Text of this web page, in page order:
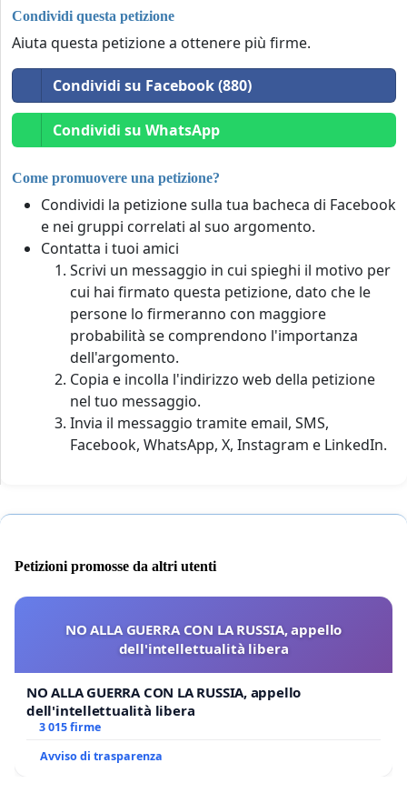
Condividi questa petizione
Aiuta questa petizione a ottenere più firme.
Condividi su Facebook (880)
Condividi su WhatsApp
Come promuovere una petizione?
Condividi la petizione sulla tua bacheca di Facebook
e nei gruppi correlati al suo argomento.
Contatta i tuoi amici
Scrivi un messaggio in cui spieghi il motivo per
cui hai firmato questa petizione, dato che le
persone lo firmeranno con maggiore
probabilità se comprendono l'importanza
dell'argomento.
Copia e incolla l'indirizzo web della petizione
nel tuo messaggio.
Invia il messaggio tramite email, SMS,
Facebook, WhatsApp, X, Instagram e LinkedIn.
Petizioni promosse da altri utenti
NO ALLA GUERRA CON LA RUSSIA, appello
dell'intellettualità libera
NO ALLA GUERRA CON LA RUSSIA, appello
dell'intellettualità libera
3 015 firme
Avviso di trasparenza